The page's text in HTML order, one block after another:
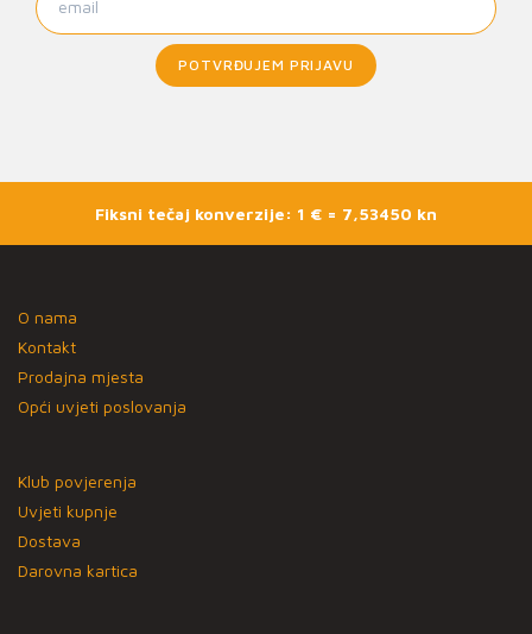
POTVRĐUJEM PRIJAVU
Fiksni tečaj konverzije: 1 € = 7,53450 kn
O nama
Kontakt
Prodajna mjesta
Opći uvjeti poslovanja
Klub povjerenja
Uvjeti kupnje
Dostava
Darovna kartica